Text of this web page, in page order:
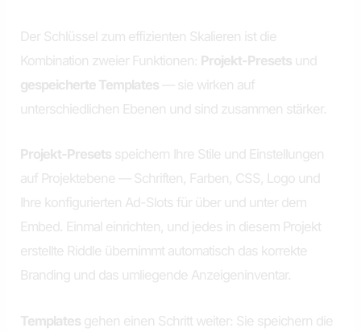
Der Schlüssel zum effizienten Skalieren ist die
Kombination zweier Funktionen: Projekt-Presets und
gespeicherte Templates — sie wirken auf
unterschiedlichen Ebenen und sind zusammen stärker.
Projekt-Presets speichern Ihre Stile und Einstellungen
auf Projektebene — Schriften, Farben, CSS, Logo und
Ihre konfigurierten Ad-Slots für über und unter dem
Embed. Einmal einrichten, und jedes in diesem Projekt
erstellte Riddle übernimmt automatisch das korrekte
Branding und das umliegende Anzeigeninventar.
Templates gehen einen Schritt weiter: Sie speichern die